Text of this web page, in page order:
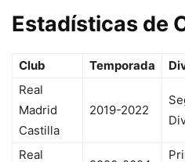
Estadísticas de
Club Temporada
Real
Madrid
Castilla
2019-2022
Real